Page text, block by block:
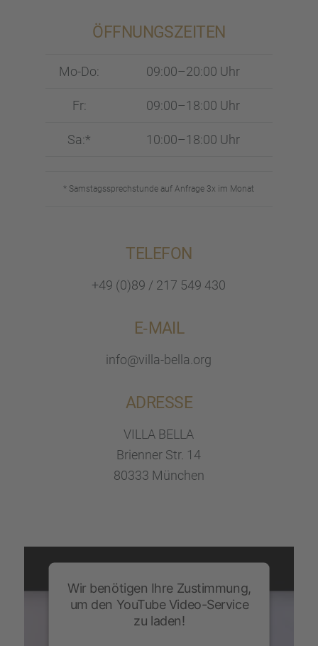
ÖFFNUNGS­ZEI­TEN
Mo-Do: 09:00–20:00 Uhr
Fr: 09:00–18:00 Uhr
Sa:* 10:00–18:00 Uhr
* Samstags­sprech­stunde auf Anfrage 3x im Monat
TELEFON
+49 (0)89 / 217 549 430
E‑MAIL
info@villa-bella.org
ADRESSE
VILLA BELLA
Brien­ner Str. 14
80333 München
Wir benötigen Ihre Zustimmung,
um den YouTube Video-Service
zu laden!